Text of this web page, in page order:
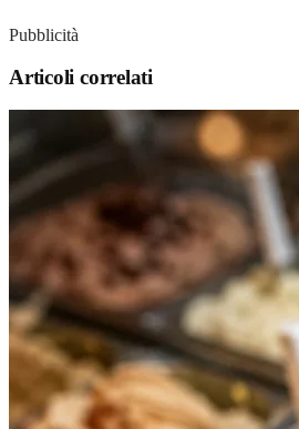
Pubblicità
Articoli correlati